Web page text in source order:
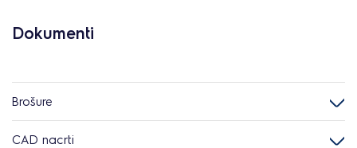
Dokumenti
Brošure
CAD nacrti